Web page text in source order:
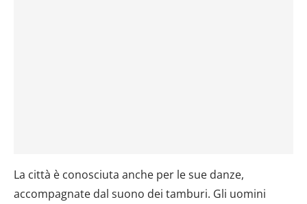
La città è conosciuta anche per le sue danze,
accompagnate dal suono dei tamburi. Gli uomini